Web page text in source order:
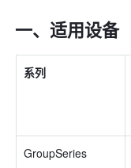
一、适用设备
系列
GroupSeries